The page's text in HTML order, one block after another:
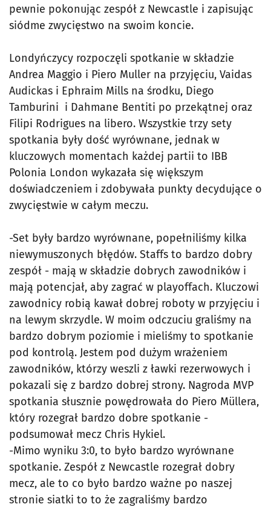
pewnie pokonując zespół z Newcastle i zapisując
siódme zwycięstwo na swoim koncie.
Londyńczycy rozpoczęli spotkanie w składzie
Andrea Maggio i Piero Muller na przyjęciu, Vaidas
Audickas i Ephraim Mills na środku, Diego
Tamburini i Dahmane Bentiti po przekątnej oraz
Filipi Rodrigues na libero. Wszystkie trzy sety
spotkania były dość wyrównane, jednak w
kluczowych momentach każdej partii to IBB
Polonia London wykazała się większym
doświadczeniem i zdobywała punkty decydujące o
zwycięstwie w całym meczu.
-Set były bardzo wyrównane, popełniliśmy kilka
niewymuszonych błędów. Staffs to bardzo dobry
zespół - mają w składzie dobrych zawodników i
mają potencjał, aby zagrać w playoffach. Kluczowi
zawodnicy robią kawał dobrej roboty w przyjęciu i
na lewym skrzydle. W moim odczuciu graliśmy na
bardzo dobrym poziomie i mieliśmy to spotkanie
pod kontrolą. Jestem pod dużym wrażeniem
zawodników, którzy weszli z ławki rezerwowych i
pokazali się z bardzo dobrej strony. Nagroda MVP
spotkania słusznie powędrowała do Piero Müllera,
który rozegrał bardzo dobre spotkanie -
podsumował mecz Chris Hykiel.
-Mimo wyniku 3:0, to było bardzo wyrównane
spotkanie. Zespół z Newcastle rozegrał dobry
mecz, ale to co było bardzo ważne po naszej
stronie siatki to to że zagraliśmy bardzo